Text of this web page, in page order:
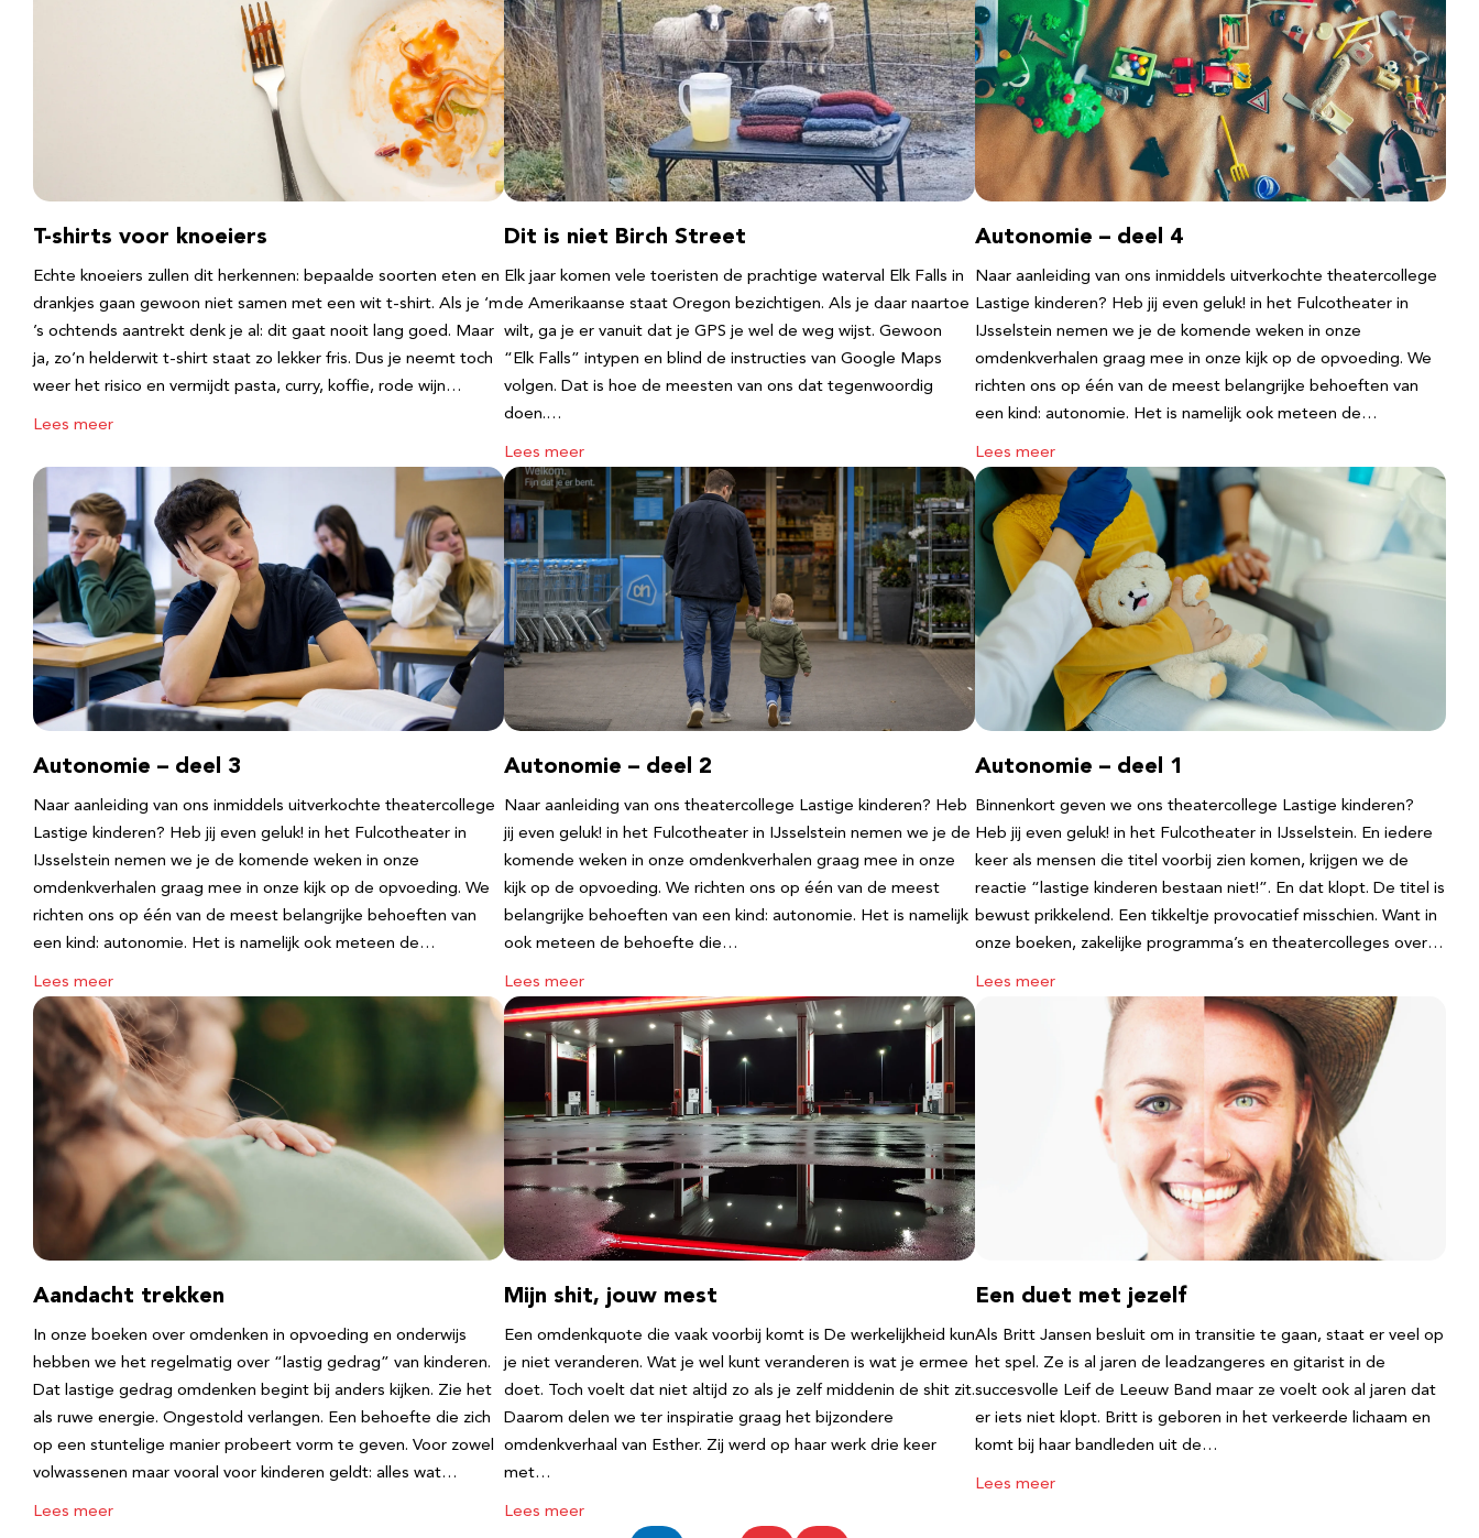
T-shirts voor knoeiers
Echte knoeiers zullen dit herkennen: bepaalde soorten eten en
drankjes gaan gewoon niet samen met een wit t-shirt. Als je ‘m
’s ochtends aantrekt denk je al: dit gaat nooit lang goed. Maar
ja, zo’n helderwit t-shirt staat zo lekker fris. Dus je neemt toch
weer het risico en vermijdt pasta, curry, koffie, rode wijn…
Lees meer
Dit is niet Birch Street
Elk jaar komen vele toeristen de prachtige waterval Elk Falls in
de Amerikaanse staat Oregon bezichtigen. Als je daar naartoe
wilt, ga je er vanuit dat je GPS je wel de weg wijst. Gewoon
“Elk Falls” intypen en blind de instructies van Google Maps
volgen. Dat is hoe de meesten van ons dat tegenwoordig
doen.…
Lees meer
Autonomie – deel 4
Naar aanleiding van ons inmiddels uitverkochte theatercollege
Lastige kinderen? Heb jij even geluk! in het Fulcotheater in
IJsselstein nemen we je de komende weken in onze
omdenkverhalen graag mee in onze kijk op de opvoeding. We
richten ons op één van de meest belangrijke behoeften van
een kind: autonomie. Het is namelijk ook meteen de…
Lees meer
Autonomie – deel 3
Naar aanleiding van ons inmiddels uitverkochte theatercollege
Lastige kinderen? Heb jij even geluk! in het Fulcotheater in
IJsselstein nemen we je de komende weken in onze
omdenkverhalen graag mee in onze kijk op de opvoeding. We
richten ons op één van de meest belangrijke behoeften van
een kind: autonomie. Het is namelijk ook meteen de…
Lees meer
Autonomie – deel 2
Naar aanleiding van ons theatercollege Lastige kinderen? Heb
jij even geluk! in het Fulcotheater in IJsselstein nemen we je de
komende weken in onze omdenkverhalen graag mee in onze
kijk op de opvoeding. We richten ons op één van de meest
belangrijke behoeften van een kind: autonomie. Het is namelijk
ook meteen de behoefte die…
Lees meer
Autonomie – deel 1
Binnenkort geven we ons theatercollege Lastige kinderen?
Heb jij even geluk! in het Fulcotheater in IJsselstein. En iedere
keer als mensen die titel voorbij zien komen, krijgen we de
reactie “lastige kinderen bestaan niet!”. En dat klopt. De titel is
bewust prikkelend. Een tikkeltje provocatief misschien. Want in
onze boeken, zakelijke programma’s en theatercolleges over…
Lees meer
Aandacht trekken
In onze boeken over omdenken in opvoeding en onderwijs
hebben we het regelmatig over “lastig gedrag” van kinderen.
Dat lastige gedrag omdenken begint bij anders kijken. Zie het
als ruwe energie. Ongestold verlangen. Een behoefte die zich
op een stuntelige manier probeert vorm te geven. Voor zowel
volwassenen maar vooral voor kinderen geldt: alles wat…
Lees meer
Mijn shit, jouw mest
Een omdenkquote die vaak voorbij komt is De werkelijkheid kun
je niet veranderen. Wat je wel kunt veranderen is wat je ermee
doet. Toch voelt dat niet altijd zo als je zelf middenin de shit zit.
Daarom delen we ter inspiratie graag het bijzondere
omdenkverhaal van Esther. Zij werd op haar werk drie keer
met…
Lees meer
Een duet met jezelf
Als Britt Jansen besluit om in transitie te gaan, staat er veel op
het spel. Ze is al jaren de leadzangeres en gitarist in de
succesvolle Leif de Leeuw Band maar ze voelt ook al jaren dat
er iets niet klopt. Britt is geboren in het verkeerde lichaam en
komt bij haar bandleden uit de…
Lees meer